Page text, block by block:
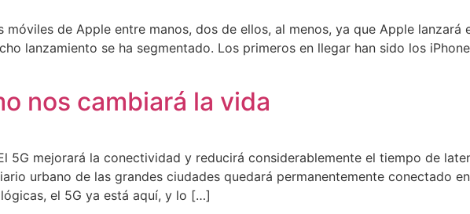
móviles de Apple entre manos, dos de ellos, al menos, ya que Apple
lanzamiento se ha segmentado. Los primeros en llegar han sido los
nos cambiará la vida
mejorará la conectividad y reducirá considerablemente el tiempo de
urbano de las grandes ciudades quedará permanentemente conectado
el 5G ya está aquí, y lo […]